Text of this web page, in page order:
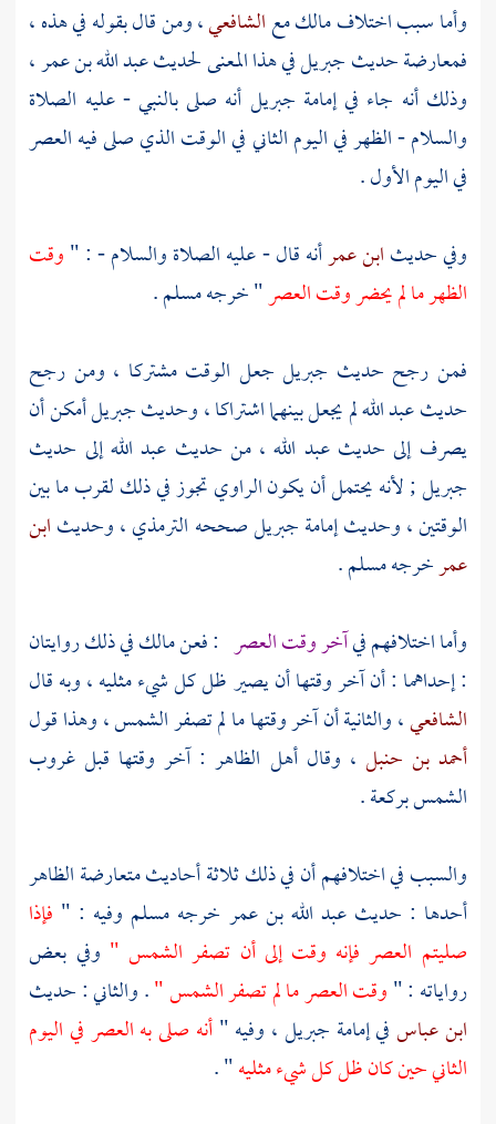
وأما سبب اختلافمالكمعالشافعي، ومن قال بقوله في هذه ،
فمعارضة حديثجبريلفي هذا المعنى لحديثعبد الله بن عمر،
وذلك أنه جاء في إمامة جبريل أنه صلى بالنبي - عليه الصلاة
والسلام - الظهر في اليوم الثاني في الوقت الذي صلى فيه العصر
في اليوم الأول .
وفي حديثابن عمرأنه قال - عليه الصلاة والسلام - : "وقت
الظهر ما لم يحضر وقت العصر" خرجهمسلم.
فمن رجح حديث جبريل جعل الوقت مشتركا ، ومن رجح
حديثعبد اللهلم يجعل بينهما اشتراكا ، وحديثجبريلأمكن أن
يصرف إلى حديثعبد الله ، من حديث عبد اللهإلى حديث
جبريل; لأنه يحتمل أن يكون الراوي تجوز في ذلك لقرب ما بين
الوقتين ، وحديث إمامةجبريلصححه الترمذي، وحديثابن
عمرخرجهمسلم.
وأما اختلافهم فيآخر وقت العصر : فعنمالكفي ذلك روايتان
: إحداهما : أن آخر وقتها أن يصير ظل كل شيء مثليه ، وبه قال
الشافعي، والثانية أن آخر وقتها ما لم تصفر الشمس ، وهذا قول
أحمد بن حنبل ، وقال أهل الظاهر : آخر وقتها قبل غروب
الشمس بركعة .
والسبب في اختلافهم أن في ذلك ثلاثة أحاديث متعارضة الظاهر
أحدها : حديثعبد الله بن عمر خرجه مسلم وفيه : " فإذا
صليتم العصر فإنه وقت إلى أن تصفر الشمس " وفي بعض
رواياته : "وقت العصر ما لم تصفر الشمس ". والثاني : حديث
ابن عباسفي إمامة جبريل، وفيه "أنه صلى به العصر في اليوم
الثاني حين كان ظل كل شيء مثليه" .